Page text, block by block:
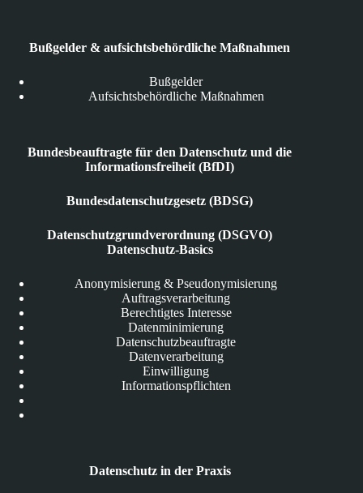
Bußgelder & aufsichtsbehördliche Maßnahmen
Bußgelder
Aufsichtsbehördliche Maßnahmen
Bundesbeauftragte für den Datenschutz und die
Informationsfreiheit (BfDI)
Bundesdatenschutzgesetz (BDSG)
Datenschutzgrundverordnung (DSGVO)
Datenschutz-Basics
Anonymisierung & Pseudonymisierung
Auftragsverarbeitung
Berechtigtes Interesse
Datenminimierung
Datenschutzbeauftragte
Datenverarbeitung
Einwilligung
Informationspflichten
Datenschutz in der Praxis